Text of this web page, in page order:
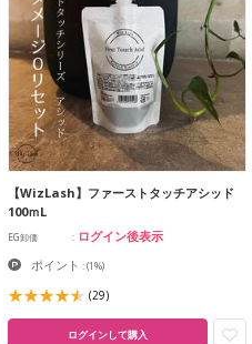
【WizLash】ファーストタッチアシッド
100ｍL
EG卸価 ログイン後表示
ポイント :(1%)
(29)
ログインして購入